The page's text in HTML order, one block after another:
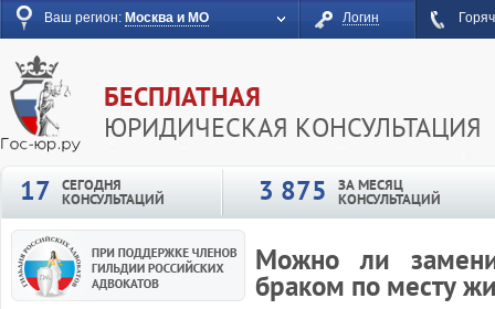
Ваш регион: Москва и МО Логин
БЕСПЛАТНАЯ
ЮРИДИЧЕСКАЯ КОНСУЛЬТАЦИЯ
17
СЕГОДНЯ
КОНСУЛЬТАЦИЙ 3 875 ЗА МЕСЯЦ
КОНСУЛЬТАЦИЙ
Можно ли
браком по месту